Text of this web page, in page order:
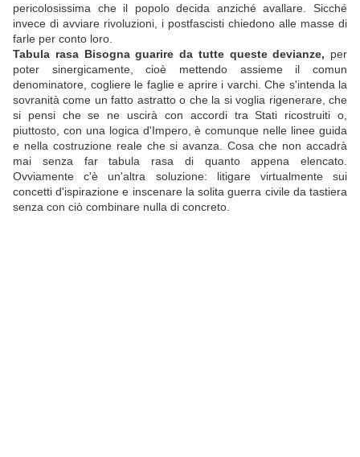
pericolosissima che il popolo decida anziché avallare. Sicché
invece di avviare rivoluzioni, i postfascisti chiedono alle masse di
farle per conto loro.
Tabula rasa Bisogna guarire da tutte queste devianze, per
poter sinergicamente, cioè mettendo assieme il comun
denominatore, cogliere le faglie e aprire i varchi. Che s'intenda la
sovranità come un fatto astratto o che la si voglia rigenerare, che
si pensi che se ne uscirà con accordi tra Stati ricostruiti o,
piuttosto, con una logica d'Impero, è comunque nelle linee guida
e nella costruzione reale che si avanza. Cosa che non accadrà
mai senza far tabula rasa di quanto appena elencato.
Ovviamente c'è un'altra soluzione: litigare virtualmente sui
concetti d'ispirazione e inscenare la solita guerra civile da tastiera
senza con ciò combinare nulla di concreto.